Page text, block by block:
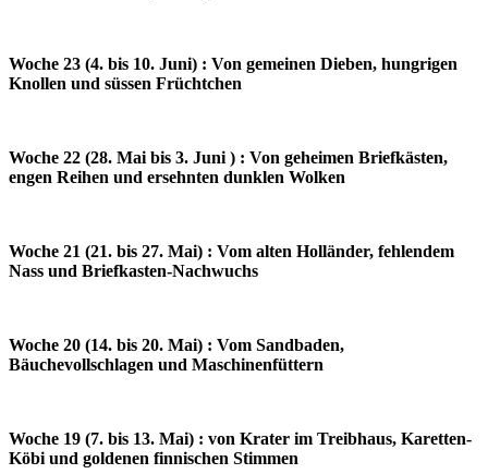
Woche 23 (4. bis 10. Juni) : Von gemeinen Dieben, hungrigen
Knollen und süssen Früchtchen
Woche 22 (28. Mai bis 3. Juni ) : Von geheimen Briefkästen,
engen Reihen und ersehnten dunklen Wolken
Woche 21 (21. bis 27. Mai) : Vom alten Holländer, fehlendem
Nass und Briefkasten-Nachwuchs
Woche 20 (14. bis 20. Mai) : Vom Sandbaden,
Bäuchevollschlagen und Maschinenfüttern
Woche 19 (7. bis 13. Mai) : von Krater im Treibhaus, Karetten-
Köbi und goldenen finnischen Stimmen